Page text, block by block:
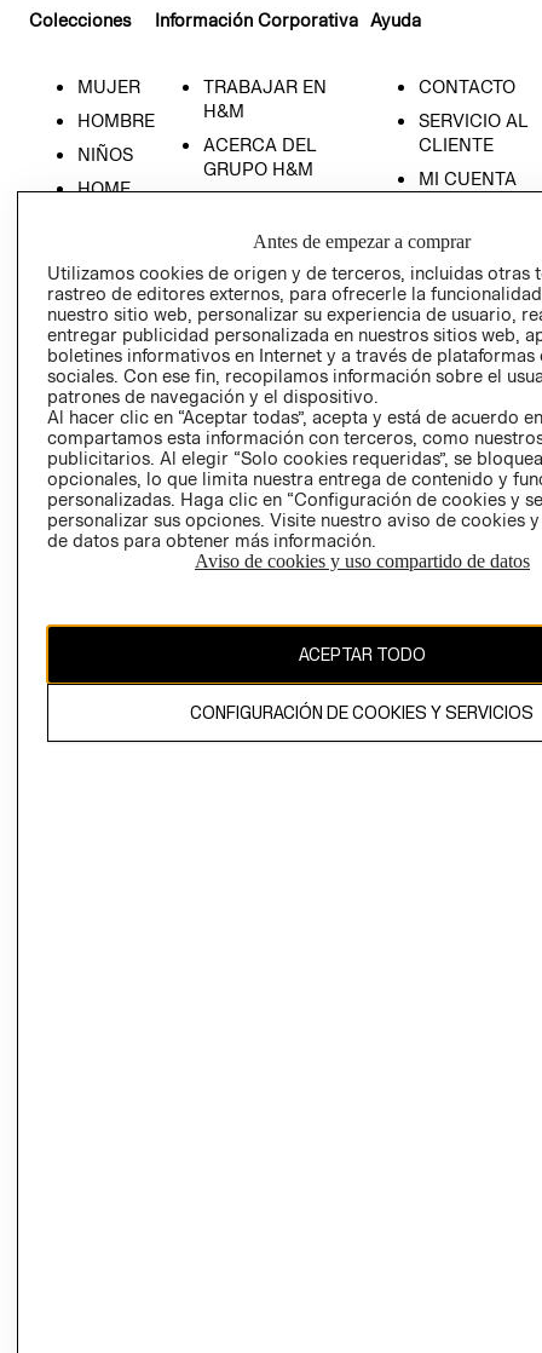
Colecciones
MUJER
HOMBRE
NIÑOS
HOME
Información Corporativa
TRABAJAR EN
H&M
ACERCA DEL
GRUPO H&M
RELACIÓN CON
INVERSIONISTAS
POLÍTICA
EMPRESARIAL
Ayuda
CONTACTO
SERVICIO AL
CLIENTE
MI CUENTA
TIENDAS
- RETIRO EN
TIENDA
TÉRMINOS Y
CONDICIONES
AVISO DE
PRIVACIDAD
GIFT CARD
AVISO DE
COOKIES
CAMBIAR REGIÓN
Antes de empezar a comprar
Utilizamos cookies de origen y de terceros, incluidas otras
rastreo de editores externos, para ofrecerle la
nuestro sitio web, personalizar su experiencia de usuario,
entregar publicidad personalizada en nuestros sitios web,
boletines informativos en Internet y a través de plataformas
sociales. Con ese fin, recopilamos información sobre el
patrones de navegación y el dispositivo.
Al hacer clic en “Aceptar todas”, acepta y está de acuerdo
compartamos esta información con terceros, como
publicitarios. Al elegir “Solo cookies requeridas”, se
opcionales, lo que limita nuestra entrega de contenido y
personalizadas. Haga clic en “Configuración de cookies y
personalizar sus opciones. Visite nuestro aviso de cookies
de datos para obtener más información.
Aviso de cookies y uso compartido de datos
ACEPTAR TODO
CONFIGURACIÓN DE COOKIES Y SERVICIOS